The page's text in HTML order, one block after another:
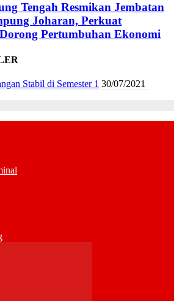
Tengah Resmikan Jembatan
Joharan, Perkuat
Pertumbuhan Ekonomi
Stabil di Semester 1 30/07/2021